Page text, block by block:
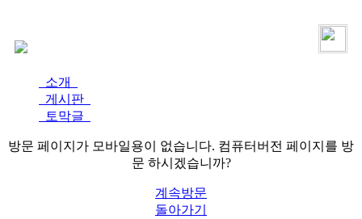
소개
게시판
토막글
방문 페이지가 모바일용이 없습니다. 컴퓨터버전 페이지를 방
문 하시겠습니까?
계속방문
돌아가기